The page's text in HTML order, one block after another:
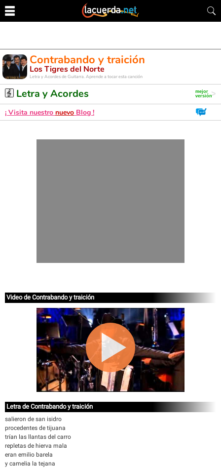
Contrabando y traición
Los Tigres del Norte
Letra y Acordes de Guitarra. Aprende a tocar esta canción
Letra y Acordes
¡ Visita nuestro nuevo Blog !
Video de Contrabando y traición
Letra de Contrabando y traición
salieron de san isidro
procedentes de tijuana
trían las llantas del carro
repletas de hierva mala
eran emilio barela
y camelia la tejana